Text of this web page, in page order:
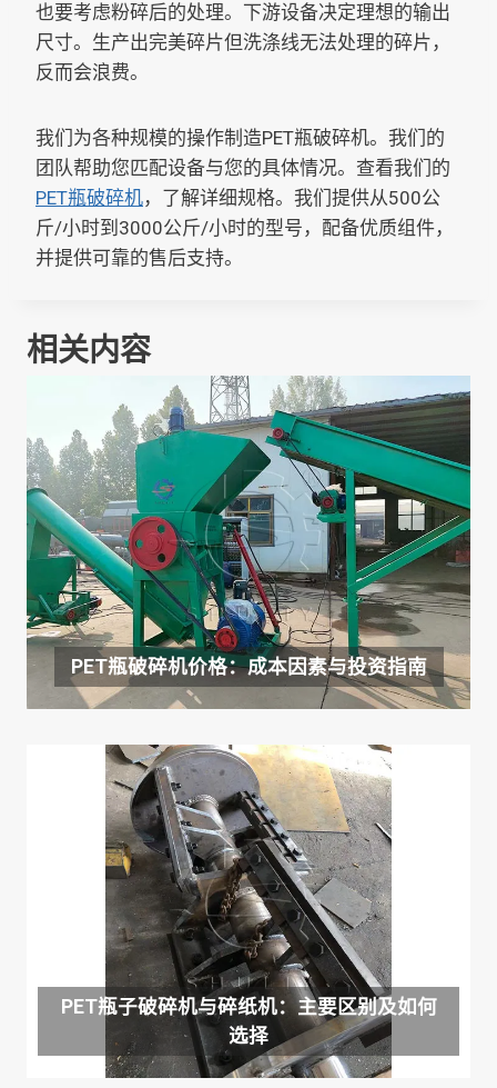
也要考虑粉碎后的处理。下游设备决定理想的输出
尺寸。生产出完美碎片但洗涤线无法处理的碎片，
反而会浪费。
我们为各种规模的操作制造PET瓶破碎机。我们的
团队帮助您匹配设备与您的具体情况。查看我们的
PET瓶破碎机，了解详细规格。我们提供从500公
斤/小时到3000公斤/小时的型号，配备优质组件，
并提供可靠的售后支持。
相关内容
PET瓶破碎机价格：成本因素与投资指南
PET瓶子破碎机与碎纸机：主要区别及如何
选择